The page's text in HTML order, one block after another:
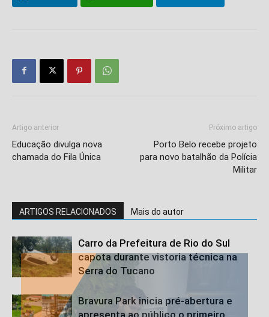
Artigo anterior
Educação divulga nova
chamada do Fila Única
Próximo artigo
Porto Belo recebe projeto
para novo batalhão da Polícia
Militar
ARTIGOS RELACIONADOS Mais do autor
Carro da Prefeitura de Rio do Sul
capota durante vistoria técnica na
Serra do Tucano
Bravura Park inicia pré-abertura e
apresenta ao público o primeiro